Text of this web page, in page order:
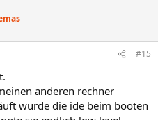
#15
anderen rechner
wurde die ide beim booten